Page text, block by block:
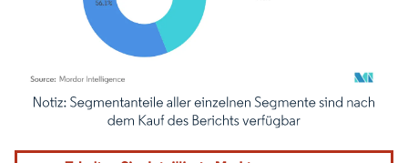
Bild © Mordor Intelligence. Wiederverwendung erfordert Namensnennung